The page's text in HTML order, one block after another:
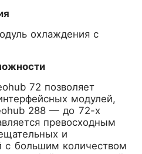
охлаждения с
72 позволяет
модулей,
288 — до 72-х
превосходным
и
с большим количеством